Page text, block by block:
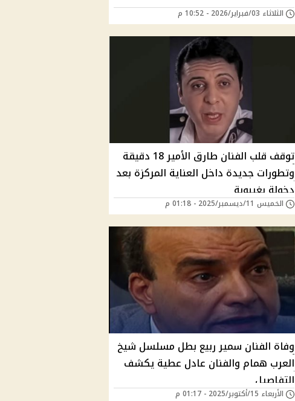
الثلاثاء 03/فبراير/2026 - 10:52 م
توقف قلب الفنان طارق الأمير 18 دقيقة
وتطورات جديدة داخل العناية المركزة بعد
دخولة بغيبوبة
الخميس 11/ديسمبر/2025 - 01:18 م
وفاة الفنان سمير ربيع بطل مسلسل شيخ
العرب همام والفنان عادل عطية يكشف
التفاصيل
الأربعاء 15/أكتوبر/2025 - 01:17 م